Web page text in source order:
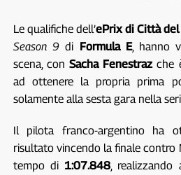
Le qualifiche dell’ePrix di Città del
Season 9 di Formula E, hanno
scena, conSacha Fenestrazche
ad ottenere la propria prima
solamente alla sesta gara nella
Il pilota franco-argentino ha
risultato vincendo la finale contro
tempo di 1:07.848,